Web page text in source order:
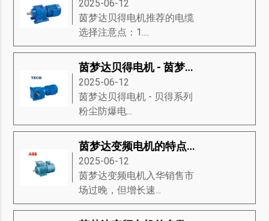
2025-06-12
茵梦达贝得电机推荐的电缆
选择注意点：1....
茵梦达贝得电机 - 茵梦达粉尘防爆电动机
2025-06-12
茵梦达贝得电机​ - 贝得系列
粉尘防爆电...
茵梦达变频电机的特点及维修
2025-06-12
茵梦达变频电机入华销售市
场过晚，但增长速...